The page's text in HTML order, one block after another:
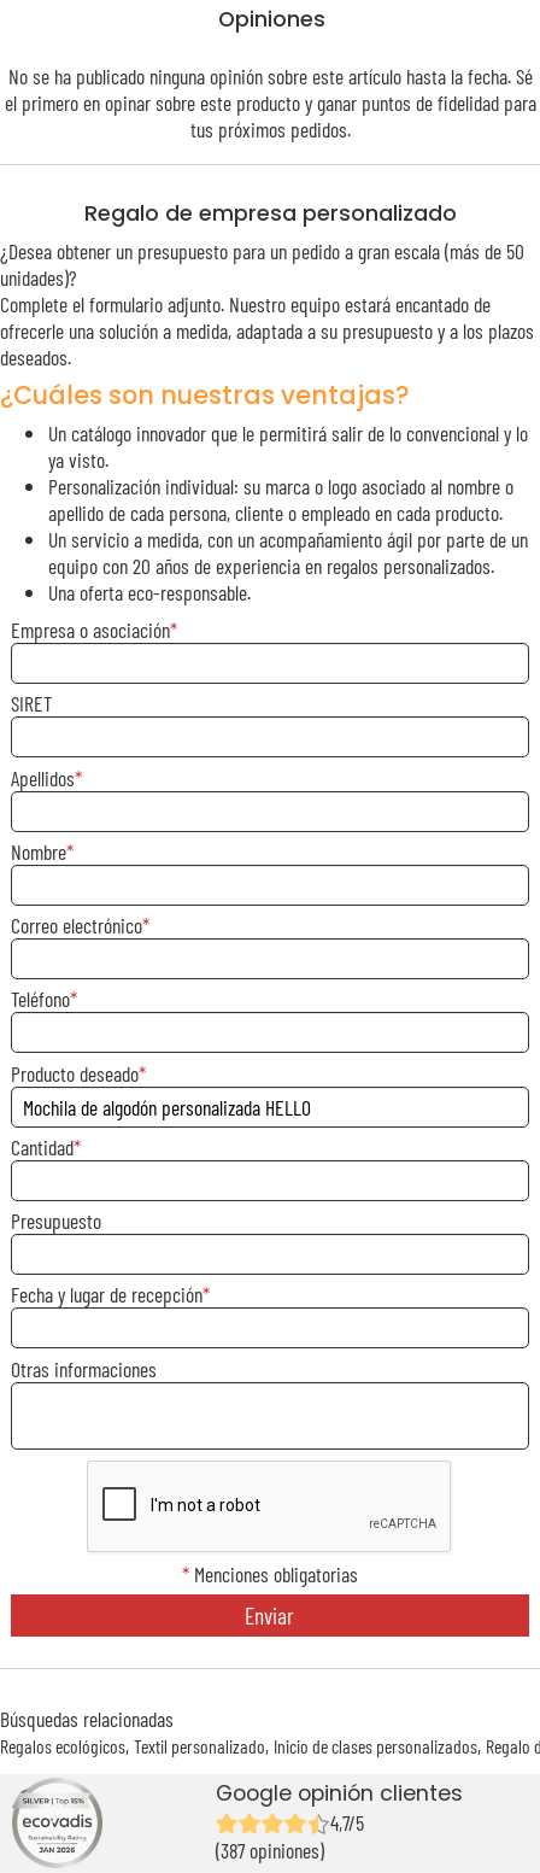
Opiniones
No se ha publicado ninguna opinión sobre este artículo hasta la fecha. Sé
el primero en opinar sobre este producto y ganar puntos defidelidadpara
tus próximos pedidos.
Regalo de empresa personalizado
¿Desea obtener un presupuesto para un pedido a gran escala (más de 50
unidades)?
Complete el formulario adjunto. Nuestro equipo estará encantado de
ofrecerle una solución a medida, adaptada a su presupuesto y a los plazos
deseados.
¿Cuáles son nuestras ventajas?
Un catálogo innovador que le permitirá salir de lo convencional y lo
ya visto.
Personalización individual: su marca o logo asociado al nombre o
apellido de cada persona, cliente o empleado en cada producto.
Un servicio a medida, con un acompañamiento ágil por parte de un
equipo con 20 años de experiencia en regalos personalizados.
Una oferta eco-responsable.
Empresa o asociación
SIRET
Apellidos
Nombre
Correo electrónico
Teléfono
Producto deseado
Cantidad
Presupuesto
Fecha y lugar de recepción
Otras informaciones
*Menciones obligatorias
Enviar
Búsquedas relacionadas
Regalos ecológicos Textil personalizado Inicio de clases personalizados Regalo
Google opinión clientes
4,7/5
(387 opiniones)